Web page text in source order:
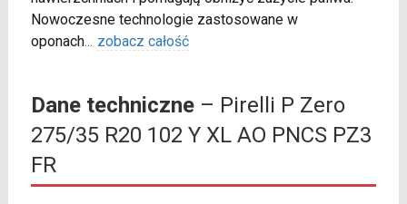
Nowoczesne technologie zastosowane w
oponach... zobacz całość
Dane techniczne– Pirelli P Zero
275/35 R20 102 Y XL AO PNCS PZ3
FR